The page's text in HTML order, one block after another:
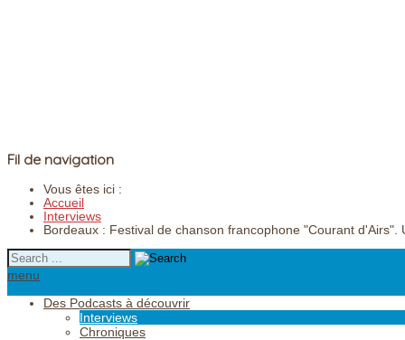
Fil de navigation
Vous êtes ici :
Accueil
Interviews
Bordeaux : Festival de chanson francophone "Courant d'Airs".
menu
Des Podcasts à découvrir
Interviews
Chroniques